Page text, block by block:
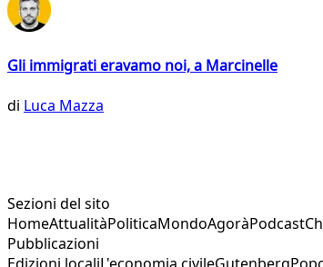
Gli immigrati eravamo noi, a Marcinelle
di Luca Mazza
Sezioni del sito
HomeAttualitàPoliticaMondoAgoràPodcast
Pubblicazioni
Edizioni localiL'economia civileGutenberg